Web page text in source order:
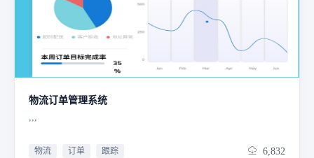
块协同发力，以经营看板中的门店业绩、采购订单、库存、
财务统计看板可视化呈现关键信息，全方位助力餐饮门店高
效运营、降本增效。
物流订单管理系统
,,,
物流 订单 跟踪 6,832